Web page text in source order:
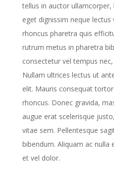
tellus in auctor
eget dignissim neque
rhoncus pharetra quis
rutrum metus in pharetra
consectetur vel tempus
Nullam ultrices lectus ut
elit. Mauris consequat
rhoncus. Donec gravida,
augue erat scelerisque
vitae sem. Pellentesque
bibendum. Aliquam ac nulla
et vel dolor.